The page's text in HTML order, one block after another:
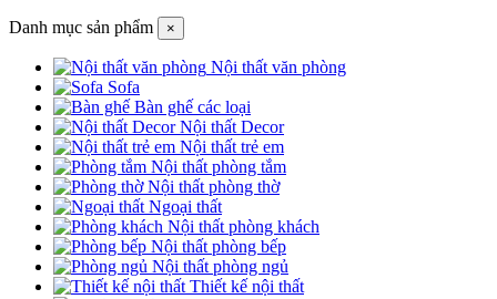
Danh mục sản phẩm ×
Nội thất văn phòng
Sofa
Bàn ghế các loại
Nội thất Decor
Nội thất trẻ em
Nội thất phòng tắm
Nội thất phòng thờ
Ngoại thất
Nội thất phòng khách
Nội thất phòng bếp
Nội thất phòng ngủ
Thiết kế nội thất